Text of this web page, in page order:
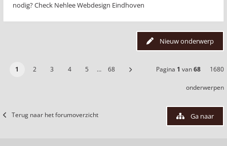
nodig? Check Nehlee Webdesign Eindhoven
Nieuw onderwerp
1 2 3 4 5 … 68 Pagina 1 van68 1680
onderwerpen
Terug naar het forumoverzicht Ga naar